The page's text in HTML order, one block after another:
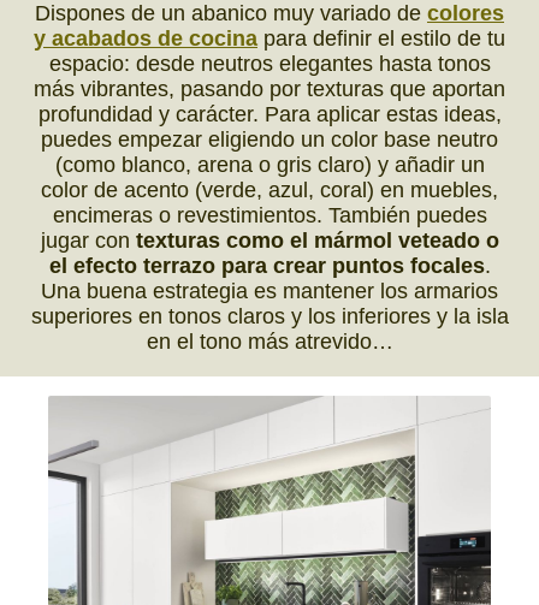
Dispones de un abanico muy variado de colores
y acabados de cocina para definir el estilo de tu
espacio: desde neutros elegantes hasta tonos
más vibrantes, pasando por texturas que aportan
profundidad y carácter. Para aplicar estas ideas,
puedes empezar eligiendo un color base neutro
(como blanco, arena o gris claro) y añadir un
color de acento (verde, azul, coral) en muebles,
encimeras o revestimientos. También puedes
jugar con texturas como el mármol veteado o
el efecto terrazo para crear puntos focales.
Una buena estrategia es mantener los armarios
superiores en tonos claros y los inferiores y la isla
en el tono más atrevido…